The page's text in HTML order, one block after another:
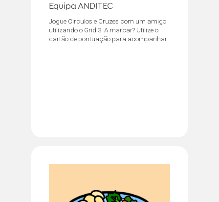
Equipa ANDITEC
Jogue Circulos e Cruzes com um amigo
utilizando o Grid 3. A marcar? Utilize o
cartão de pontuação para acompanhar